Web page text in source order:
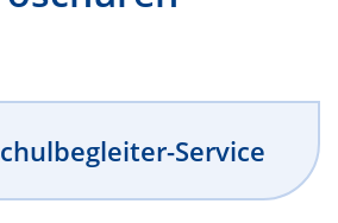
Service